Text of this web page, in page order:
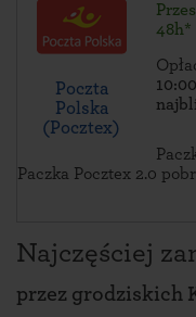
Poczta
Polska
(Pocztex)
48h*
10:00
Paczka Pocztex 2.0
Najczęściej
przez grodziskich